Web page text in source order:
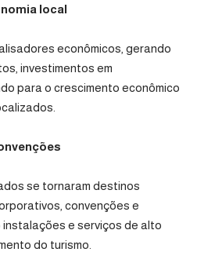
local
econômicos, gerando
investimentos em
para o crescimento econômico
se tornaram destinos
convenções e
e serviços de alto
do turismo.